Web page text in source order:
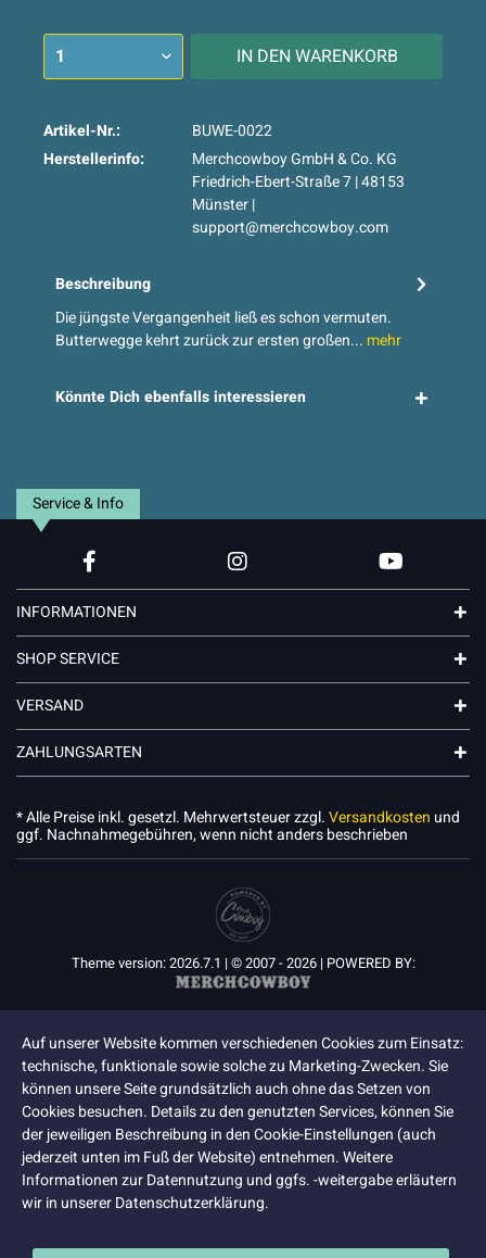
IN DEN WARENKORB
Artikel-Nr.:
BUWE-0022
Herstellerinfo:
Merchcowboy GmbH & Co. KG
Friedrich-Ebert-Straße 7 | 48153
Münster |
support@merchcowboy.com
Beschreibung
Die jüngste Vergangenheit ließ es schon vermuten.
Butterwegge kehrt zurück zur ersten großen... mehr
Könnte Dich ebenfalls interessieren
Service & Info
INFORMATIONEN
SHOP SERVICE
VERSAND
ZAHLUNGSARTEN
* Alle Preise inkl. gesetzl. Mehrwertsteuer zzgl.Versandkosten und
ggf. Nachnahmegebühren, wenn nicht anders beschrieben
Theme version: 2026.7.1 | © 2007 - 2026 | POWERED BY:
Auf unserer Website kommen verschiedenen Cookies zum Einsatz:
technische, funktionale sowie solche zu Marketing-Zwecken. Sie
können unsere Seite grundsätzlich auch ohne das Setzen von
Cookies besuchen. Details zu den genutzten Services, können Sie
der jeweiligen Beschreibung in den Cookie-Einstellungen (auch
jederzeit unten im Fuß der Website) entnehmen. Weitere
Informationen zur Datennutzung und ggfs. -weitergabe erläutern
wir in unserer Datenschutzerklärung.